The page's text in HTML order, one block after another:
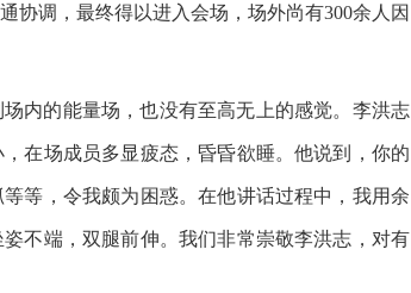
协调，最终得以进入会场，场外尚有300余人因
内的能量场，也没有至高无上的感觉。李洪志
在场成员多显疲态，昏昏欲睡。他说到，你的
等，令我颇为困惑。在他讲话过程中，我用余
不端，双腿前伸。我们非常崇敬李洪志，对有